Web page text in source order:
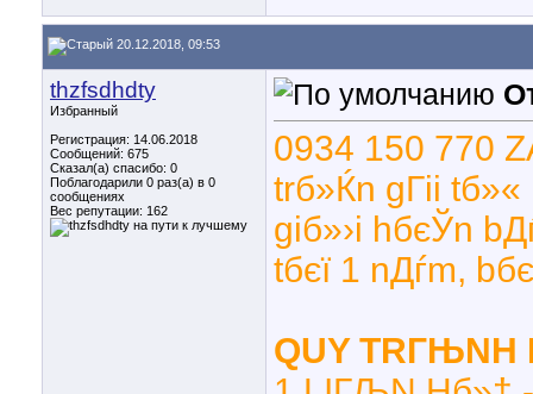
20.12.2018, 09:53
thzfsdhdty
Избранный
Регистрация: 14.06.2018
Сообщений: 675
Сказал(а) спасибо: 0
Поблагодарили 0 раз(а) в 0
сообщениях
Вес репутации: 162
0934 150 770
trб»Ќn gГіi
giб»›i hбєЎn
tбєї 1 nДѓm,
QUY TRГЊNH